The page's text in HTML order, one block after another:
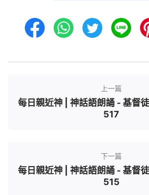
上一篇
每日親近神 | 神話語朗誦 - 基督
517
下一篇
每日親近神 | 神話語朗誦 - 基督
515